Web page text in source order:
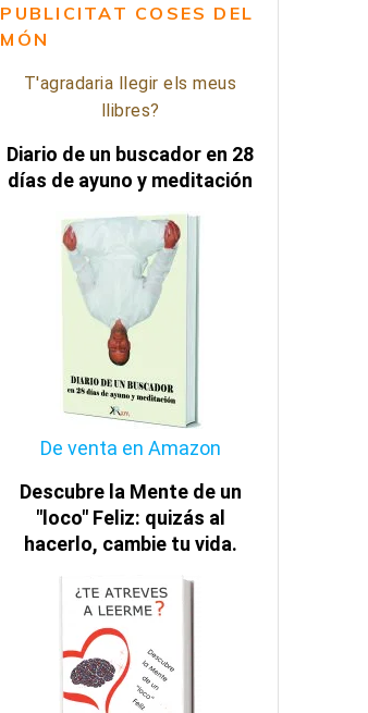
PUBLICITAT COSES DEL
MÓN
T'agradaria llegir els meus
llibres?
Diario de un buscador en 28
días de ayuno y meditación
De venta en Amazon
Descubre la Mente de un
"loco" Feliz: quizás al
hacerlo, cambie tu vida.